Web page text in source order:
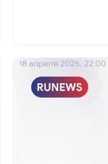
18 апреля 2025, 22:00